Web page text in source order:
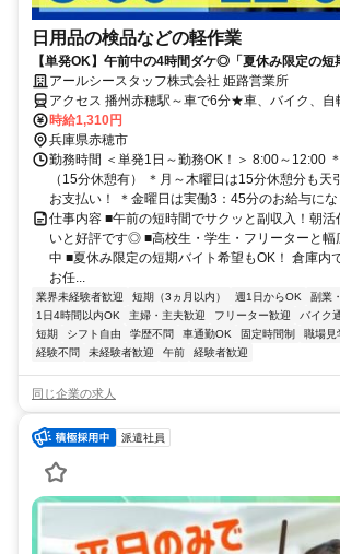
日用品の検品などの軽作業
【単発OK】午前中の4時間ダケ◎「夏休み限定の短
希望伺います！友達同士もOK
アールシースタッフ株式会社 姫路営業所
アクセス 播州赤穂駅～車で6分★車、バイク、自
時給1,310円
兵庫県赤穂市
勤務時間 ＜単発1日～勤務OK！＞ 8:00～12:00
（15分休憩有） ＊月～木曜日は15分休憩分も天
お支払い！ ＊金曜日は実働3：45分のお給与にな
仕事内容 ■午前の短時間でサクッと副収入！朝活
いと好評です◎ ■高校生・学生・フリーターと幅
中 ■夏休み限定の短期バイト希望もOK！ 倉庫内
お任...
業界未経験者歓迎 短期（3ヵ月以内） 週1日からOK
副業
1日4時間以内OK
主婦・主夫歓迎 フリーター歓迎 バイク
短期
シフト自由 学歴不問 車通勤OK 固定時間制 職場見
経験不問
未経験者歓迎 午前 経験者歓迎
同じ企業の求人
派遣社員